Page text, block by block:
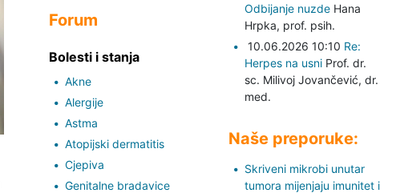
Forum
Bolesti i stanja
Akne
Alergije
Astma
Atopijski dermatitis
Cjepiva
Genitalne bradavice
Odbijanje nuzde Hana
Hrpka, prof. psih.
10.06.2026 10:10 Re:
Herpes na usni Prof. dr.
sc. Milivoj Jovančević, dr.
med.
Naše preporuke:
Skriveni mikrobi unutar
tumora mijenjaju imunitet i